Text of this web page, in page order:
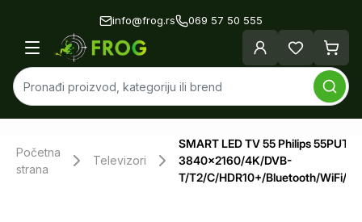
info@frog.rs 069 57 50 555
Početna
strana
Televizori
SMART LED TV 55 Philips
3840x2160/4K/DVB-
T/T2/C/HDR10+/Bluetooth/WiFi/